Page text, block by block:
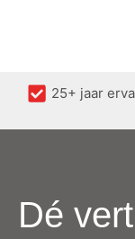
25+ jaar
Dé